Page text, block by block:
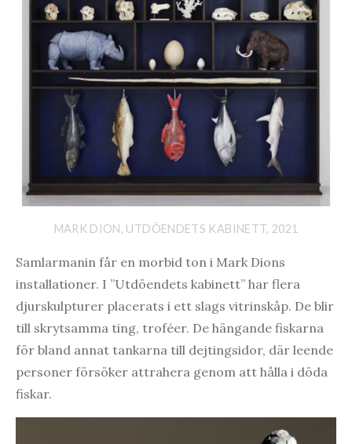
MARK DION, UTDÖENDETS KABINETT, 2021
Samlarmanin får en morbid ton i Mark Dions
installationer. I ”Utdöendets kabinett” har flera
djurskulpturer placerats i ett slags vitrinskåp. De blir
till skrytsamma ting, troféer. De hängande fiskarna
för bland annat tankarna till dejtingsidor, där leende
personer försöker attrahera genom att hålla i döda
fiskar.